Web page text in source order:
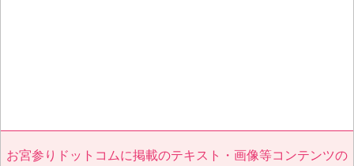
お宮参りドットコムに掲載のテキスト・画像等コンテンツの